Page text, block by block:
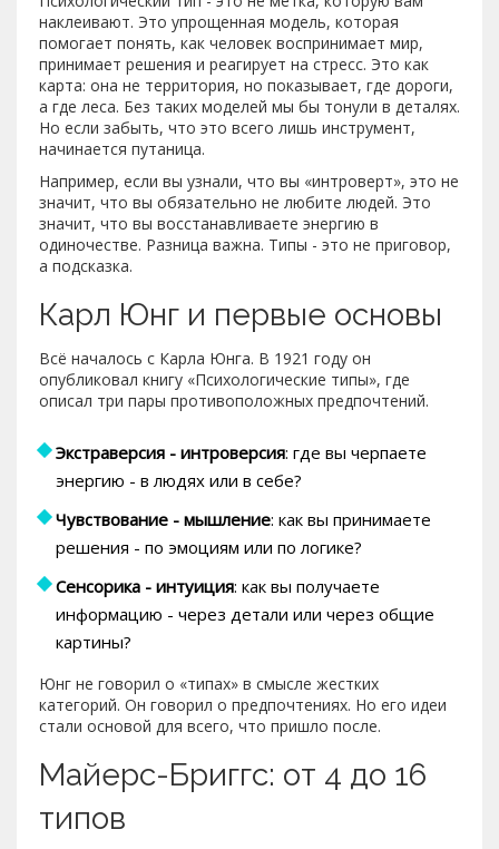
наклеивают. Это упрощенная модель, которая
помогает понять, как человек воспринимает мир,
принимает решения и реагирует на стресс. Это как
карта: она не территория, но показывает, где дороги,
а где леса. Без таких моделей мы бы тонули в деталях.
Но если забыть, что это всего лишь инструмент,
начинается путаница.
Например, если вы узнали, что вы «интроверт», это не
значит, что вы обязательно не любите людей. Это
значит, что вы восстанавливаете энергию в
одиночестве. Разница важна. Типы - это не приговор,
а подсказка.
Карл Юнг и первые основы
Всё началось с Карла Юнга. В 1921 году он
опубликовал книгу «Психологические типы», где
описал три пары противоположных предпочтений.
Экстраверсия - интроверсия: где вы черпаете
энергию - в людях или в себе?
Чувствование - мышление: как вы принимаете
решения - по эмоциям или по логике?
Сенсорика - интуиция: как вы получаете
информацию - через детали или через общие
картины?
Юнг не говорил о «типах» в смысле жестких
категорий. Он говорил о предпочтениях. Но его идеи
стали основой для всего, что пришло после.
Майерс-Бриггс: от 4 до 16
типов